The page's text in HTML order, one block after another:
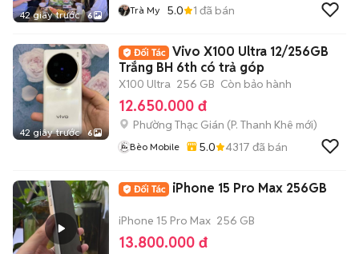
42 giây trước 6 Trà My 5.0 1 đã bán
42 giây trước 6
Vivo X100 Ultra 12/256GB
Trắng BH 6th có trả góp
X100 Ultra 256 GB Còn bảo hành
12.650.000 đ
Phường Thạc Gián (P. Thanh Khê mới)
Bèo Mobile 5.0 4317 đã bán
iPhone 15 Pro Max 256GB
iPhone 15 Pro Max 256 GB
13.800.000 đ